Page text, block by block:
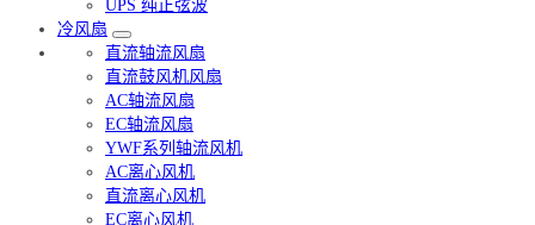
UPS 纯正弦波
冷风扇
直流轴流风扇
直流鼓风机风扇
AC轴流风扇
EC轴流风扇
YWF系列轴流风机
AC离心风机
直流离心风机
EC离心风机